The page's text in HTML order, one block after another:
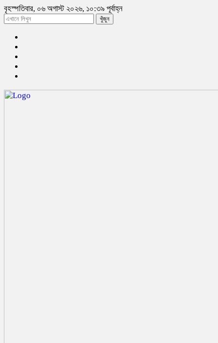
বৃহস্পতিবার, ০৬ অগাস্ট ২০২৬, ১০:৩৯ পূর্বাহ্ন
খুঁজুন